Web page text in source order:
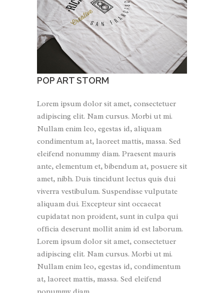
POP ART STORM
Lorem ipsum dolor sit amet, consectetuer
adipiscing elit. Nam cursus. Morbi ut mi.
Nullam enim leo, egestas id, aliquam
condimentum at, laoreet mattis, massa. Sed
eleifend nonummy diam. Praesent mauris
ante, elementum et, bibendum at, posuere sit
amet, nibh. Duis tincidunt lectus quis dui
viverra vestibulum. Suspendisse vulputate
aliquam dui. Excepteur sint occaecat
cupidatat non proident, sunt in culpa qui
officia deserunt mollit anim id est laborum.
Lorem ipsum dolor sit amet, consectetuer
adipiscing elit. Nam cursus. Morbi ut mi.
Nullam enim leo, egestas id, condimentum
at, laoreet mattis, massa. Sed eleifend